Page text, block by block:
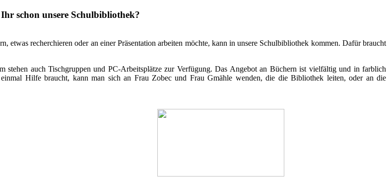
schon unsere Schulbibliothek?
etwas recherchieren oder an einer Präsentation arbeiten möchte, kann in unsere Schulbibliothek kommen. Dafür braucht
stehen auch Tischgruppen und PC-Arbeitsplätze zur Verfügung. Das Angebot an Büchern ist vielfältig und in farblich
Hilfe braucht, kann man sich an Frau Zobec und Frau Gmähle wenden, die die Bibliothek leiten, oder an die